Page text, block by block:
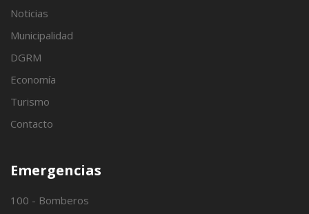
Noticias
Municipalidad
DGRM
Economía
Turismo
Contacto
Emergencias
100 - Bomberos